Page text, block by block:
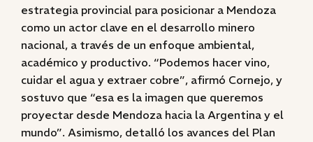
estrategia provincial para posicionar a Mendoza
como un actor clave en el desarrollo minero
nacional, a través de un enfoque ambiental,
académico y productivo. “Podemos hacer vino,
cuidar el agua y extraer cobre”, afirmó Cornejo, y
sostuvo que “esa es la imagen que queremos
proyectar desde Mendoza hacia la Argentina y el
mundo”. Asimismo, detalló los avances del Plan